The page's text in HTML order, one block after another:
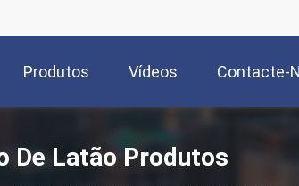
Produtos Vídeos Contacte-
De Latão Produtos